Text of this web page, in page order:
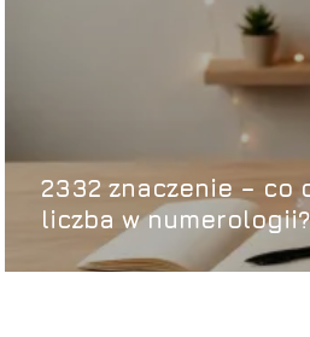
2332 znaczenie – co
liczba w numerologii?